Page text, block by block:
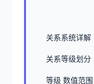
关系系统详解
关系等级划分
等级 数值范